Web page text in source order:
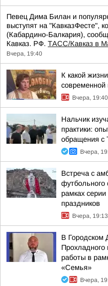
Певец Дима Билан и
выступят на "КавказФесте",
(Кабардино-Балкария),
Кавказ. РФ. ТАСС/Кавказ в
Вчера, 19:40
К какой
современной
Вчера, 19:40
Нальчик
практики:
обращения с
Вчера,
Встреча с
футбольного
рамках
праздников
Вчера, 19:13
В Городском
работы в
«Семья»
Вчера,